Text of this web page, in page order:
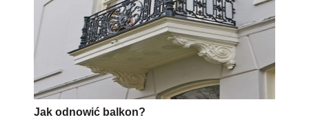
Jak odnowić balkon?